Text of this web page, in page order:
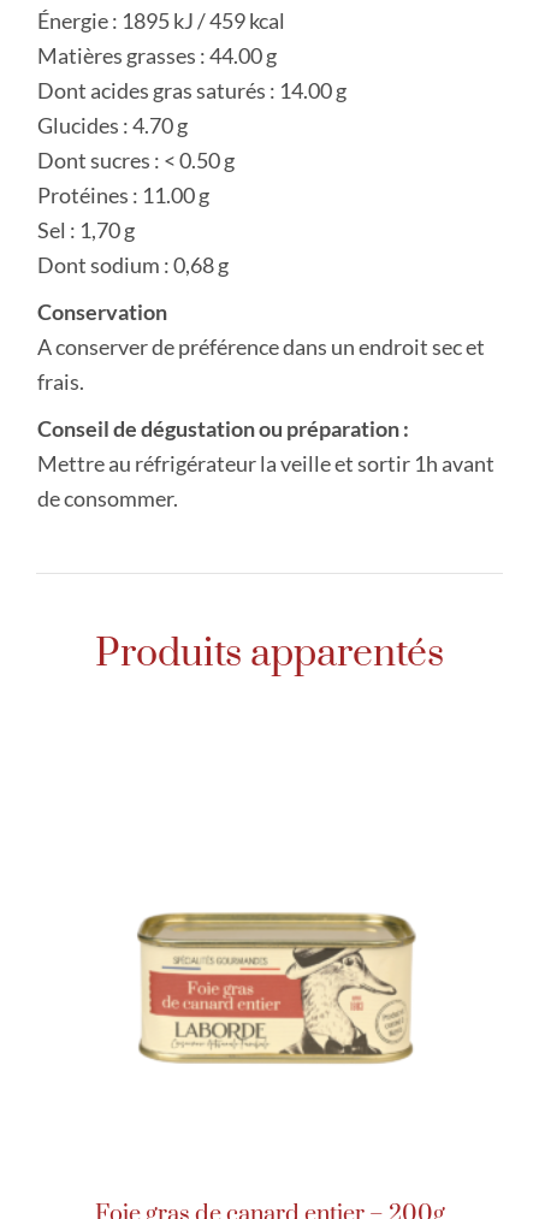
Énergie : 1895 kJ / 459 kcal
Matières grasses : 44.00 g
Dont acides gras saturés : 14.00 g
Glucides : 4.70 g
Dont sucres : < 0.50 g
Protéines : 11.00 g
Sel : 1,70 g
Dont sodium : 0,68 g
Conservation
A conserver de préférence dans un endroit sec et
frais.
Conseil de dégustation ou préparation :
Mettre au réfrigérateur la veille et sortir 1h avant
de consommer.
Produits apparentés